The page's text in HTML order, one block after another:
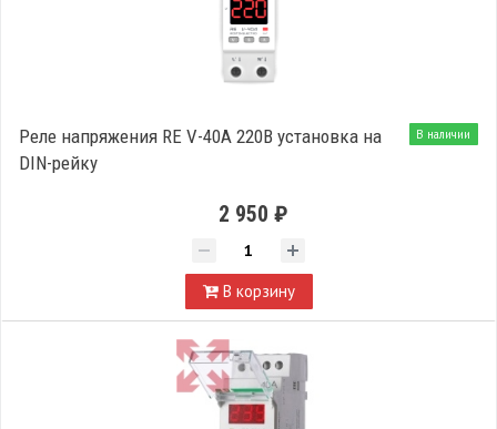
В наличии
Реле напряжения RE V-40A 220В установка на
DIN-рейку
2 950 ₽
В корзину